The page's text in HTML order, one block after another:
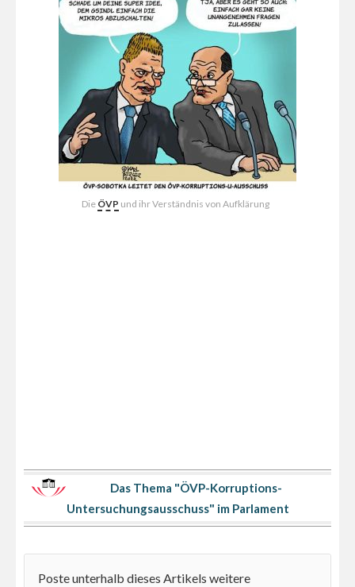
Die ÖVP und ihr Verständnis von Aufklärung
Das Thema "ÖVP-Korruptions-
Untersuchungsausschuss" im Parlament
Poste unterhalb dieses Artikels weitere